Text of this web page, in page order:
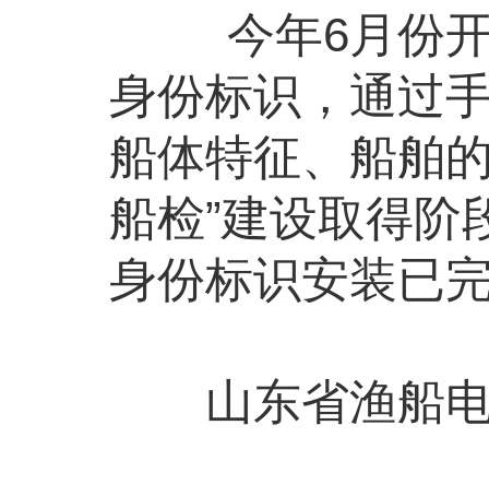
今年6月份开
身份标识，通过
船体特征、船舶
船检”建设取得阶
身份标识安装已
山东省渔船电